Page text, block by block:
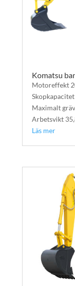
Komatsu
Motoreffekt
Skopkapacitet
Maximalt
Arbetsvikt
Läs mer